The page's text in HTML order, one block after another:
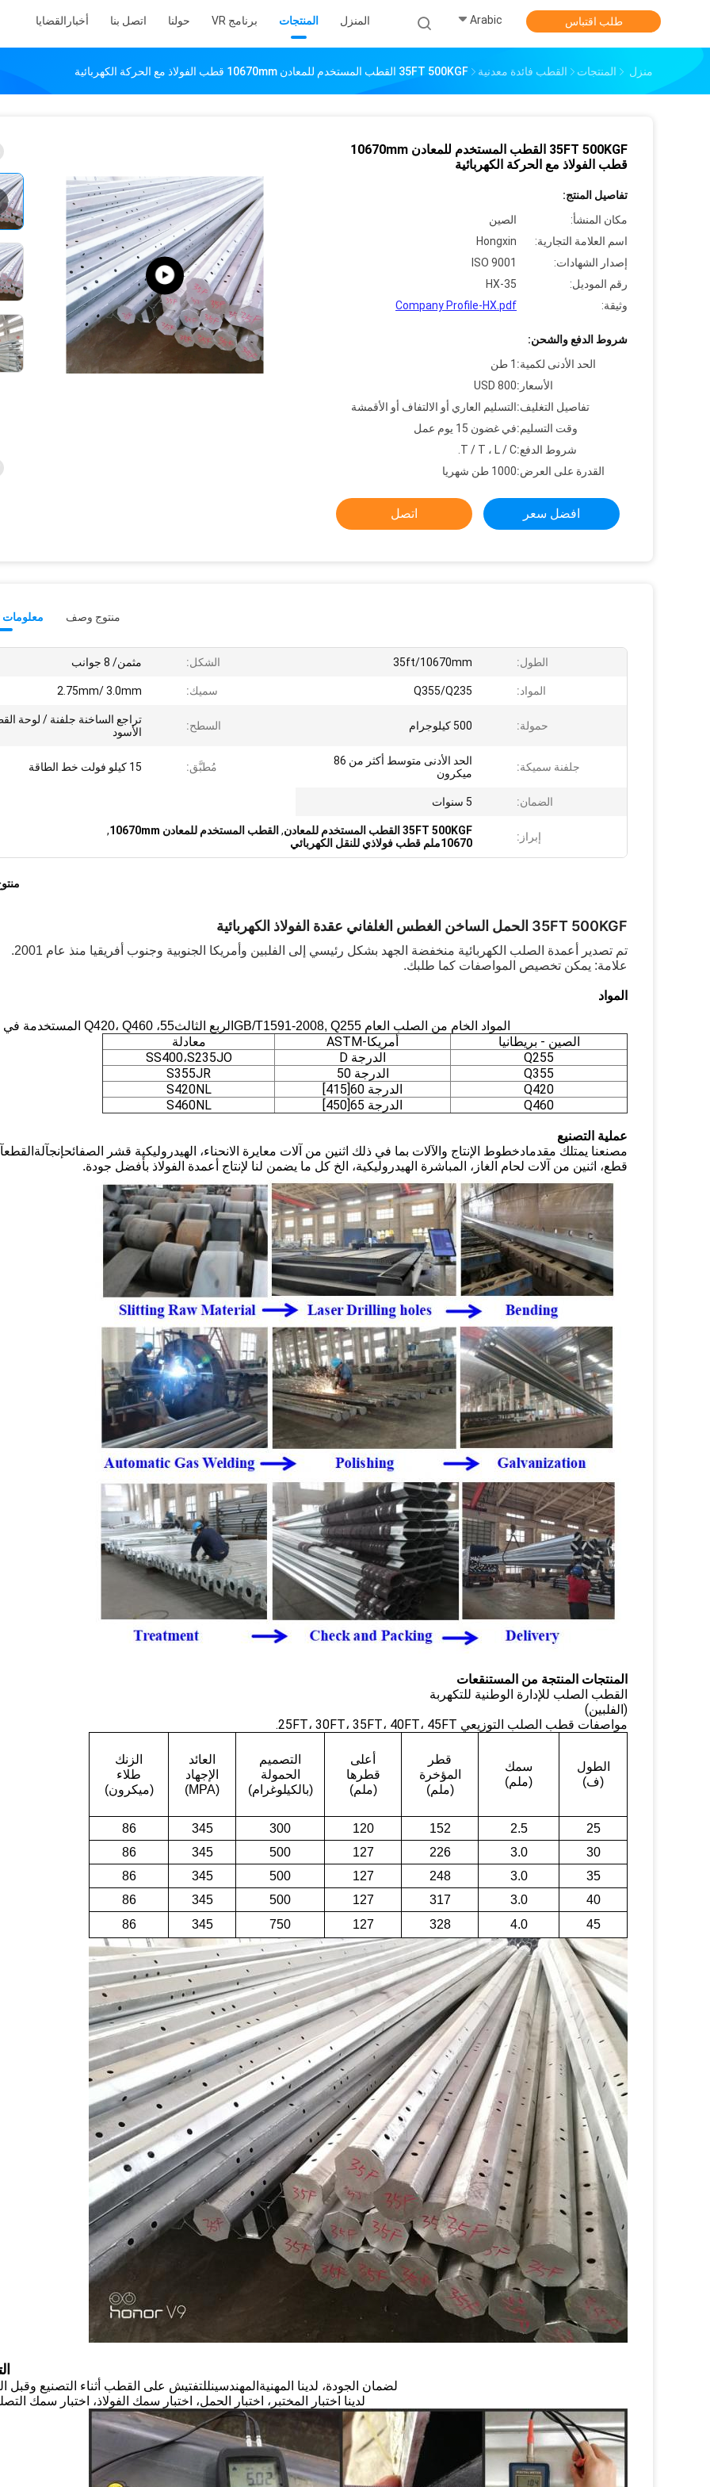
المنزل المنتجات برنامج VR حولنا اتصل بنا أخبار القضايا Arabic طلب اقتباس
منزل المنتجات القطب فائدة معدنية 35FT 500KGF القطب المستخدم للمعادن 10670mm قطب الفولاذ مع الحركة الكهربائية
35FT 500KGF القطب المستخدم للمعادن 10670mm
قطب الفولاذ مع الحركة الكهربائية
تفاصيل المنتج:
مكان المنشأ:
الصين
اسم العلامة التجارية:
Hongxin
إصدار الشهادات:
ISO 9001
رقم الموديل:
HX-35
وثيقة:
Company Profile-HX.pdf
شروط الدفع والشحن:
الحد الأدنى لكمية: 1 طن
الأسعار:800 USD
تفاصيل التغليف:التسليم العاري أو الالتفاف أو الأقمشة
وقت التسليم:في غضون 15 يوم عمل
شروط الدفع:T / T ، L / C.
القدرة على العرض:1000 طن شهريا
افضل سعر اتصل
معلومات منتوج وصف
الطول: 35ft/10670mm الشكل: مثمن/ 8 جوانب
المواد: Q355/Q235 سميك: 2.75mm/ 3.0mm
حمولة: 500 كيلوجرام السطح:
تراجع الساخنة جلفنة / لوحة
الأسود
جلفنة سميكة:
الحد الأدنى متوسط ​​أكثر من 86
ميكرون
مُطبَّق: 15 كيلو فولت خط الطاقة
الضمان: 5 سنوات
إبراز: 35FT 500KGF القطب المستخدم للمعادن , القطب المستخدم للمعادن 10670mm
,
10670ملم قطب فولاذي للنقل الكهربائي
35FT 500KGF الحمل الساخن الغطس الغلفاني عقدة الفولاذ الكهربائية
تم تصدير أعمدة الصلب الكهربائية منخفضة الجهد بشكل رئيسي إلى الفلبين وأمريكا الجنوبية وجنوب أفريقيا منذ عام 2001.
علامة: يمكن تخصيص المواصفات كما طلبك.
المواد
المواد الخام من الصلب العام GB/T1591-2008, Q2 55الربع الثالث 55، Q420، Q460 المستخدمة في الصين.
الصين - بريطانيا أمريكا-ASTM
معادلة
Q255
الدرجة D
SS400،S235JO
Q355
الدرجة 50
S355JR
Q420
الدرجة 60[415]
S420NL
Q460
الدرجة 65[450] S460NL
عملية التصنيع
مصنعنا يمتلك مقدمادخطوط الإنتاج والآلات بما في ذلك اثنين من آلات معايرة الانحناء، الهيدروليكية قشر الصفائحإنجآلة القطع
قطع، اثنين من آلات لحام الغاز، المباشرة الهيدروليكية، الخ كل ما يضمن لنا لإنتاج أعمدة الفولاذ بأفضل جودة.
المنتجات المنتجة من المستنقعات
القطب الصلب للإدارة الوطنية للتكهربة
(الفلبين)
مواصفات قطب الصلب التوزيعي 25FT، 30FT، 35FT، 40FT، 45FT.
الطول
(ف)
سمك
(ملم)
قطر
المؤخرة
(ملم)
أعلى
قطرها
(ملم)
التصميم
الحمولة
(بالكيلوغرام)
العائد
الإجهاد
(MPA)
الزنك
طلاء
(ميكرون)
25
2.5
152
120
300
345
86
30
3.0
226
127
500
345
86
35
3.0
248
127
500
345
86
40
3.0
317
127
500
345
86
45
4.0
328
127
750
345
86
لضمان الجودة، لدينا المهنية المهندسينللتفتيش على القطب أثناء التصنيع وقبل
لدينا اختبار المختبر، اختبار الحمل، اختبار سمك الفولاذ، اختبار سمك